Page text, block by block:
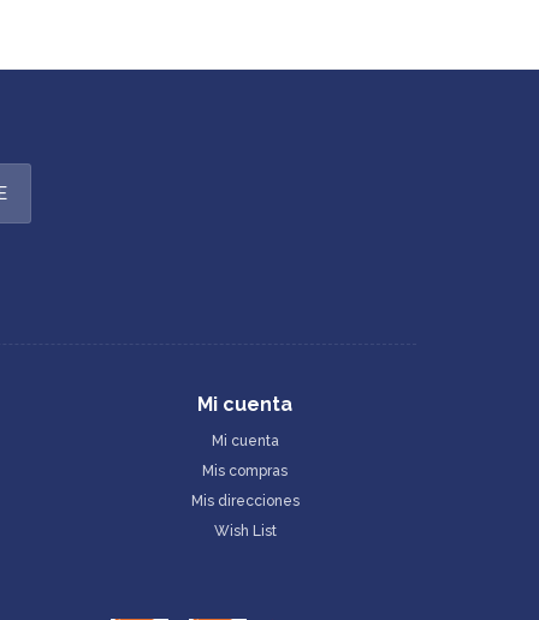
Mi cuenta
Mi cuenta
Mis compras
Mis direcciones
Wish List